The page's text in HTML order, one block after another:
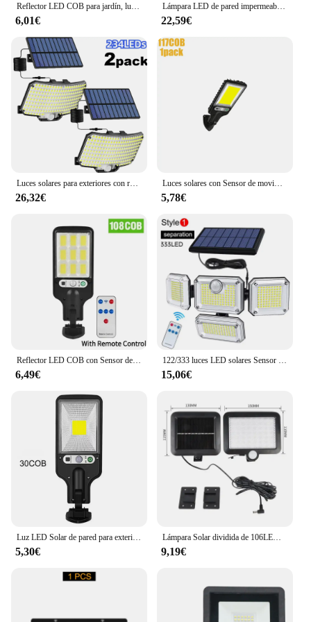
Reflector LED COB para jardín, luz con Sensor de movimiento, impermeable, para exteriores, de inducción humana, foco de energía Solar, lámpara de pared para calle, 108
6,01€
Lámpara LED de pared impermeable para exteriores, luces de 5W, 9W, 15W, IP65, AC85-265V, RGB, RGBW, Sensor de movimiento, pasillo, balcón, jardín, blanco cálido
22,59€
Luces solares para exteriores con reflector de luces y 3 modos de iluminación Luces de pared con sensor de movimiento solar IP65 impermeables para jardín
26,32€
Luces solares con Sensor de movimiento, luces LED de seguridad alimentadas por energía Solar con 117 COB, 3 modos de iluminación para jardín, valla, Patio y garaje
5,78€
6,49€ 15,06€
5,30€
Lámpara Solar dividida de 106LED, 3 modos de iluminación, decoración exterior, luz Solar de pared, Sensor de movimiento PIR, impermeable, jardín, garaje
9,19€